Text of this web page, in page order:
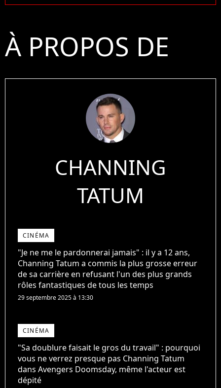
À PROPOS DE
CHANNING
TATUM
CINÉMA
"Je ne me le pardonnerai jamais" : il y a 12 ans,
Channing Tatum a commis la plus grosse erreur
de sa carrière en refusant l'un des plus grands
rôles fantastiques de tous les temps
29 septembre 2025 à 13:30
CINÉMA
"Sa doublure faisait le gros du travail" : pourquoi
vous ne verrez presque pas Channing Tatum
dans Avengers Doomsday, même l'acteur est
dépité